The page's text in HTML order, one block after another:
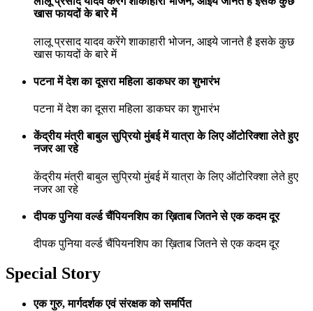
खास फायदों के बारे में
लालू प्रसाद यादव करेंगे शाकाहारी भोजन, आइये जानते है इसके कुछ
खास फायदों के बारे में
पटना में देश का दूसरा महिला डाकघर का शुभारंभ
पटना में देश का दूसरा महिला डाकघर का शुभारंभ
केंद्रीय मंत्री बाबुल सुप्रियो मुंबई में यात्रा के लिए ऑटोरिक्शा लेते हुए
नजर आ रहे
केंद्रीय मंत्री बाबुल सुप्रियो मुंबई में यात्रा के लिए ऑटोरिक्शा लेते हुए
नजर आ रहे
दीपक पुनिया वर्ल्ड चैंपियनशिप का ख़िताब जितने से एक कदम दूर
दीपक पुनिया वर्ल्ड चैंपियनशिप का ख़िताब जितने से एक कदम दूर
Special Story
एक गुरु, मार्गदर्शक एवं संरक्षक को समर्पित